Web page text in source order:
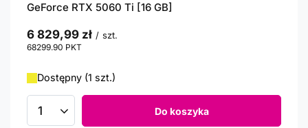
GeForce RTX 5060 Ti [16 GB]
6 829,99 zł / szt.
68299.90 PKT
Dostępny (1 szt.)
Ilość produktów Do koszyka